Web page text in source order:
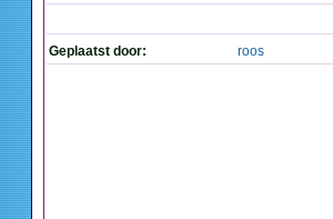
Geplaatst door: roos